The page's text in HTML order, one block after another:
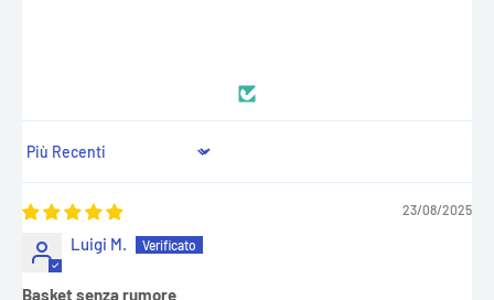
Sort by
23/08/2025
Luigi M.
Basket senza rumore